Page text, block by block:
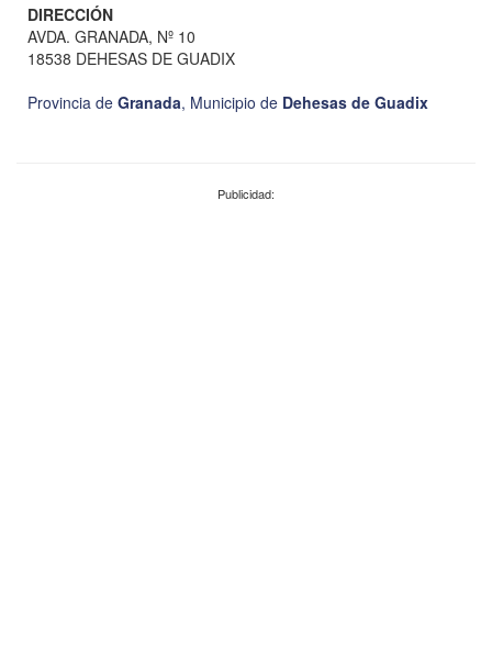
DIRECCIÓN
AVDA. GRANADA, Nº 10
18538 DEHESAS DE GUADIX
Provincia de Granada, Municipio de Dehesas de Guadix
Publicidad: